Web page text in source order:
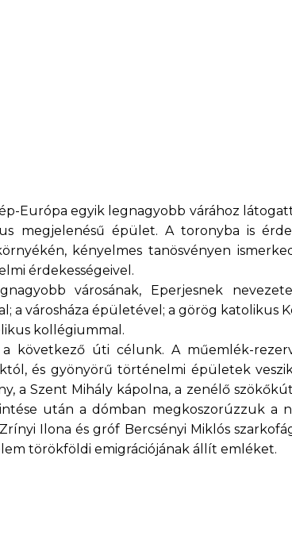
Európa egyik legnagyobb várához
megjelenésű épület. A toronyba is
kényelmes tanösvényen
érdekességeivel.
városának, Eperjesnek
a városháza épületével; a görög katolikus
kollégiummal.
a következő úti célunk. A műemlék-
és gyönyörű történelmi épületek
a Szent Mihály kápolna, a zenélő
után a dómban megkoszorúzzuk a
Ilona és gróf Bercsényi Miklós
törökföldi emigrációjának állít emléket.